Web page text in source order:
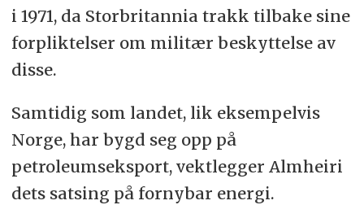
i 1971, da Storbritannia trakk tilbake sine
forpliktelser om militær beskyttelse av
disse.
Samtidig som landet, lik eksempelvis
Norge, har bygd seg opp på
petroleumseksport, vektlegger Almheiri
dets satsing på fornybar energi.